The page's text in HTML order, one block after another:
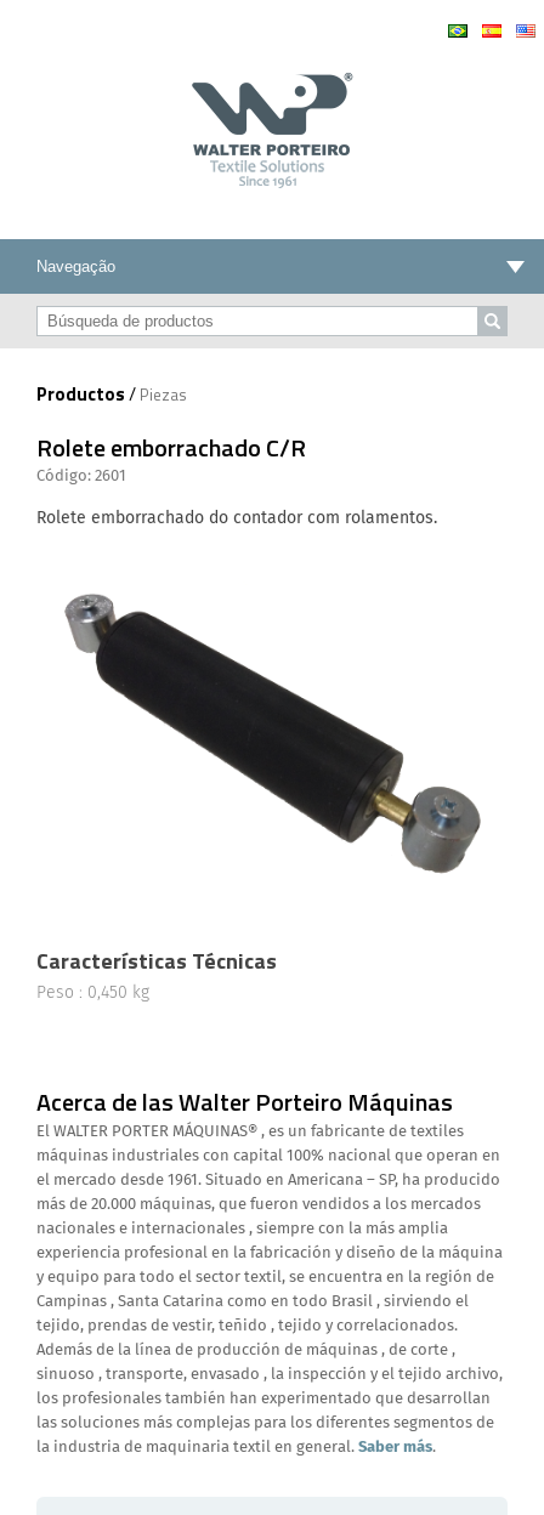
Productos/ Piezas
Rolete emborrachado C/R
Código: 2601
Rolete emborrachado do contador com rolamentos.
Características Técnicas
Peso : 0,450 kg
Acerca de las Walter Porteiro Máquinas
El WALTER PORTER MÁQUINAS® , es un fabricante de textiles
máquinas industriales con capital 100% nacional que operan en
el mercado desde 1961. Situado en Americana – SP, ha producido
más de 20.000 máquinas, que fueron vendidos a los mercados
nacionales e internacionales , siempre con la más amplia
experiencia profesional en la fabricación y diseño de la máquina
y equipo para todo el sector textil, se encuentra en la región de
Campinas , Santa Catarina como en todo Brasil , sirviendo el
tejido, prendas de vestir, teñido , tejido y correlacionados.
Además de la línea de producción de máquinas , de corte ,
sinuoso , transporte, envasado , la inspección y el tejido archivo,
los profesionales también han experimentado que desarrollan
las soluciones más complejas para los diferentes segmentos de
la industria de maquinaria textil en general. Saber más.